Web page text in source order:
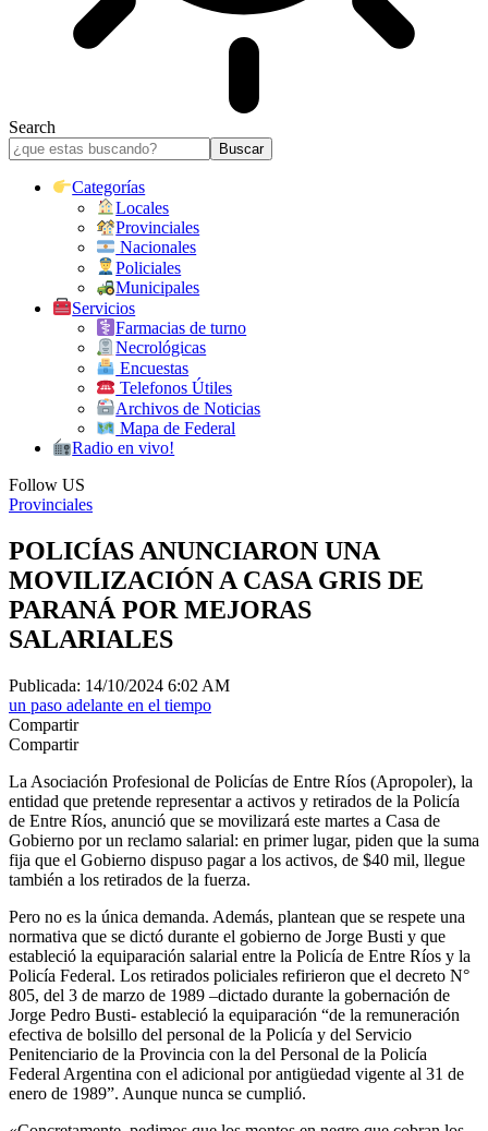
Search
Categorías
Locales
Provinciales
Nacionales
Policiales
Municipales
Servicios
Farmacias de turno
Necrológicas
Encuestas
Telefonos Útiles
Archivos de Noticias
Mapa de Federal
Radio en vivo!
Follow US
Provinciales
POLICÍAS ANUNCIARON UNA
MOVILIZACIÓN A CASA GRIS DE
PARANÁ POR MEJORAS
SALARIALES
Publicada: 14/10/2024 6:02 AM
un paso adelante en el tiempo
Compartir
Compartir
La Asociación Profesional de Policías de Entre Ríos (Apropoler), la
entidad que pretende representar a activos y retirados de la Policía
de Entre Ríos, anunció que se movilizará este martes a Casa de
Gobierno por un reclamo salarial: en primer lugar, piden que la suma
fija que el Gobierno dispuso pagar a los activos, de $40 mil, llegue
también a los retirados de la fuerza.
Pero no es la única demanda. Además, plantean que se respete una
normativa que se dictó durante el gobierno de Jorge Busti y que
estableció la equiparación salarial entre la Policía de Entre Ríos y la
Policía Federal. Los retirados policiales refirieron que el decreto N°
805, del 3 de marzo de 1989 –dictado durante la gobernación de
Jorge Pedro Busti- estableció la equiparación “de la remuneración
efectiva de bolsillo del personal de la Policía y del Servicio
Penitenciario de la Provincia con la del Personal de la Policía
Federal Argentina con el adicional por antigüedad vigente al 31 de
enero de 1989”. Aunque nunca se cumplió.